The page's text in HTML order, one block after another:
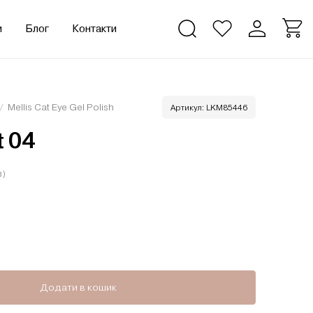
Блог Контакти
/ Mellis Cat Eye Gel Polish Артикул: LKM85446
04
Додати в кошик